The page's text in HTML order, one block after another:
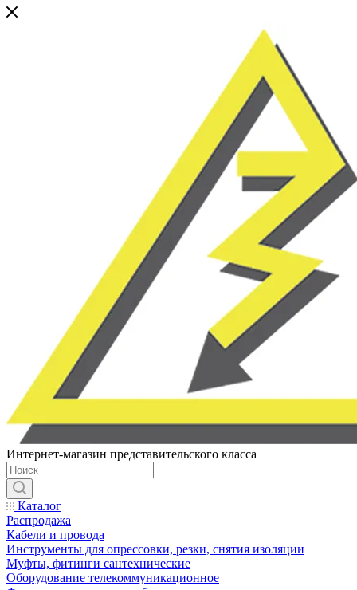
Интернет-магазин представительского класса
Каталог
Распродажа
Кабели и провода
Инструменты для опрессовки, резки, снятия изоляции
Муфты, фитинги сантехнические
Оборудование телекоммуникационное